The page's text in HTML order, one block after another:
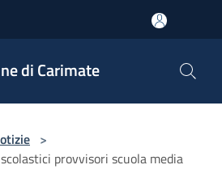
di Carimate
>
provvisori scuola media